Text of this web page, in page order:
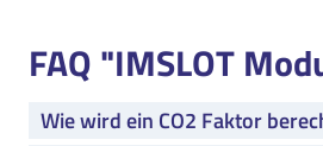
FAQ "IMSLOT
Wie wird ein CO2 Faktor